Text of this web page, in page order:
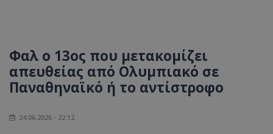
Φαλ ο 13ος που μετακομίζει
απευθείας από Ολυμπιακό σε
Παναθηναϊκό ή το αντίστροφο
24.06.2026 - 22:12